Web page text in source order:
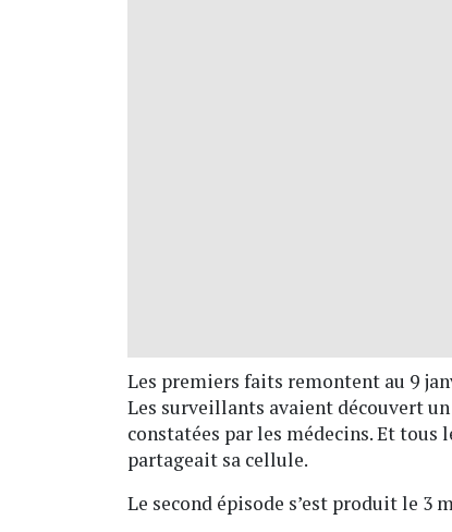
Les premiers faits remontent au 9
Les surveillants avaient découvert
constatées par les médecins. Et
partageait sa cellule.
Le second épisode s’est produit le 3